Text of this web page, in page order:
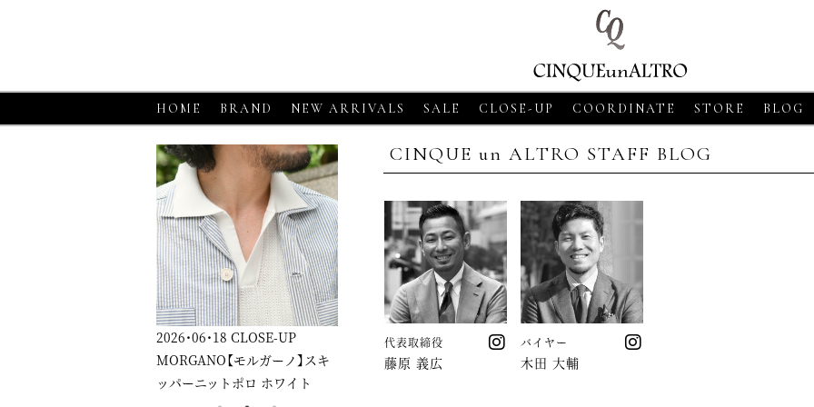
HOME BRAND NEW ARRIVALS SALE CLOSE-UP COORDINATE STORE BLOG
CINQUE un ALTRO STAFF BLOG
代表取締役
藤原 義広
バイヤー
木田 大輔
【モルガーノ】スキ
2026・06・18 CLOSE-UP
GRAN SASSO【グランサッソ】
ニットシャツ アプリコット
2026・06・18 CLOSE-UP
GRAN SASSO【グランサッソ】
2026・06・18
CLOSE-UP
MORGANO【モルガーノ】スキ